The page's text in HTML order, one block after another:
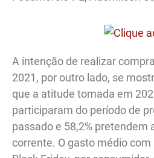
A intenção de realizar
2021, por outro lado, se
que a atitude tomada em
participaram do período de
passado e 58,2% pretendem
corrente. O gasto médio